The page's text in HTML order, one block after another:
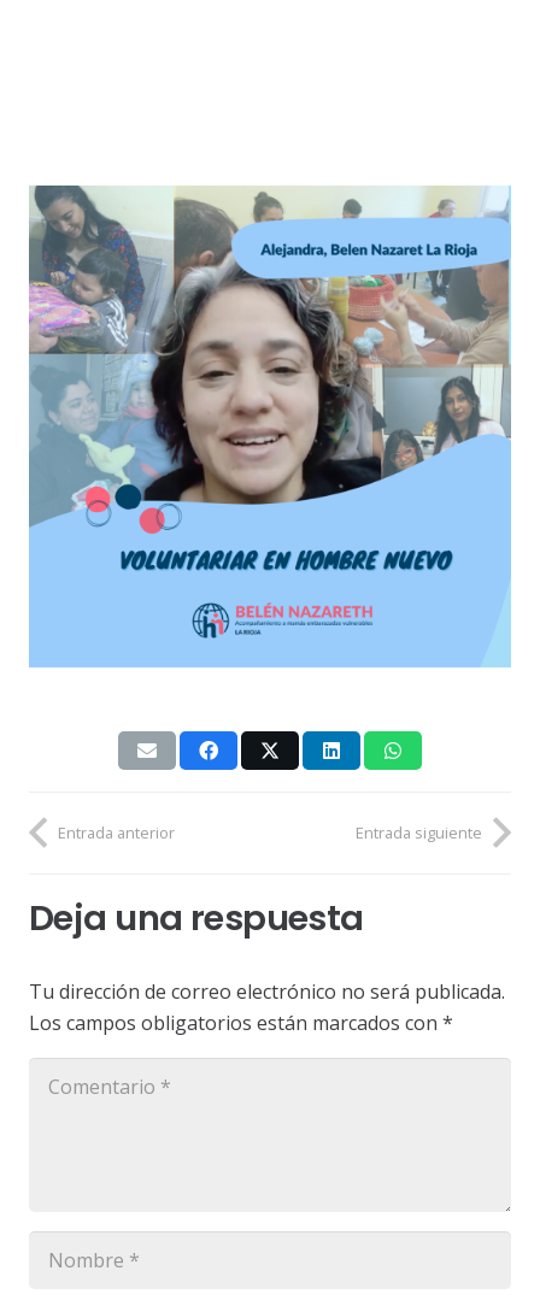
Entrada anterior Entrada siguiente
Deja una respuesta
Tu dirección de correo electrónico no será publicada.
Los campos obligatorios están marcados con *